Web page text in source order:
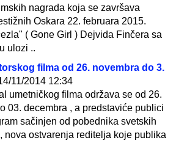
nagrada koja se završava
Oskara 22. februara 2015.
( Gone Girl ) Dejvida Finčera sa
ulozi ..
filma od 26. novembra do 3.
11/2014 12:34
umetničkog filma održava se od 26.
03. decembra , a predstaviće publici
sačinjen od pobednika svetskih
nova ostvarenja reditelja koje publika